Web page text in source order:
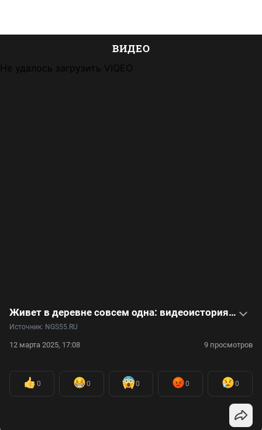
ВИДЕО
Не удалось загрузить VIQEO
Живет в деревне совсем одна: видеоистория 82-летней Надежды Архиповны
Источник: NGS55.RU
12 марта 2025, 17:08 9 просмотров
0 0 0 0 0